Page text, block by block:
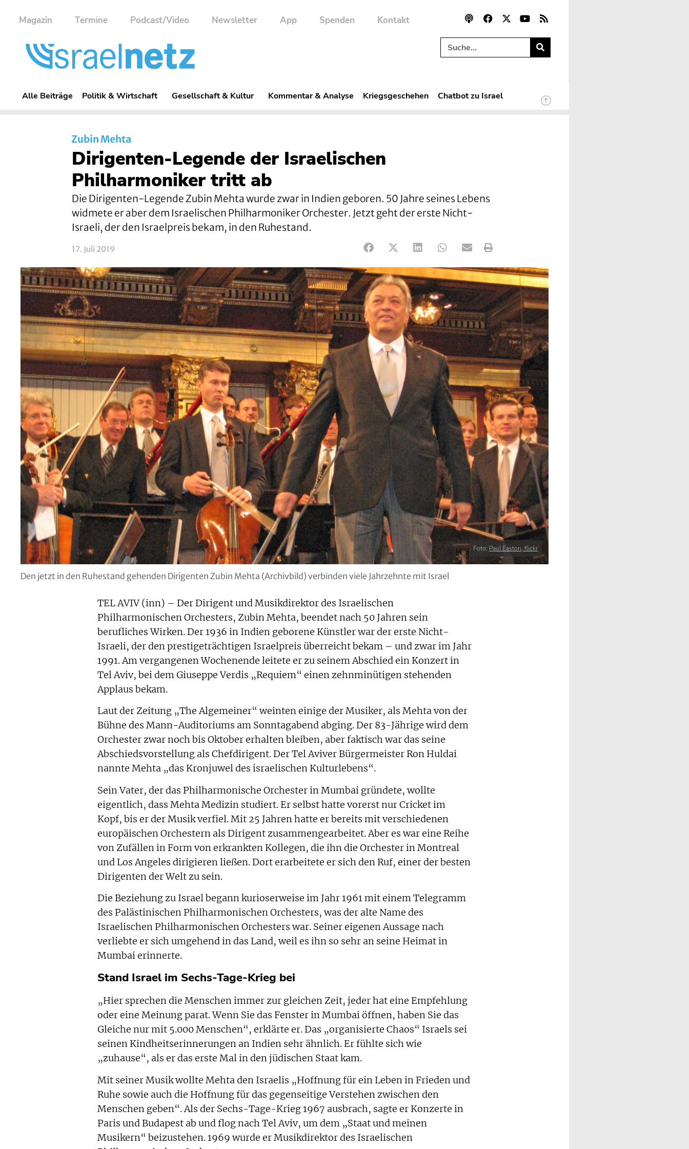
Magazin Termine Podcast/Video Newsletter App Spenden Kontakt
Alle Beiträge Politik & Wirtschaft Gesellschaft & Kultur Kommentar & Analyse Kriegsgeschehen Chatbot zu Israel
Zubin Mehta
Dirigenten-Legende der Israelischen
Philharmoniker tritt ab
Die Dirigenten-Legende Zubin Mehta wurde zwar in Indien geboren. 50 Jahre seines Lebens
widmete er aber dem Israelischen Philharmoniker Orchester. Jetzt geht der erste Nicht-
Israeli, der den Israelpreis bekam, in den Ruhestand.
17. Juli 2019
Foto: Paul Easton, flickr
Den jetzt in den Ruhestand gehenden Dirigenten Zubin Mehta (Archivbild) verbinden viele Jahrzehnte mit Israel
TEL AVIV (inn) – Der Dirigent und Musikdirektor des Israelischen
Philharmonischen Orchesters, Zubin Mehta, beendet nach 50 Jahren sein
berufliches Wirken. Der 1936 in Indien geborene Künstler war der erste Nicht-
Israeli, der den prestigeträchtigen Israelpreis überreicht bekam – und zwar im Jahr
1991. Am vergangenen Wochenende leitete er zu seinem Abschied ein Konzert in
Tel Aviv, bei dem Giuseppe Verdis „Requiem“ einen zehnminütigen stehenden
Applaus bekam.
Laut der Zeitung „The Algemeiner“ weinten einige der Musiker, als Mehta von der
Bühne des Mann-Auditoriums am Sonntagabend abging. Der 83-Jährige wird dem
Orchester zwar noch bis Oktober erhalten bleiben, aber faktisch war das seine
Abschiedsvorstellung als Chefdirigent. Der Tel Aviver Bürgermeister Ron Huldai
nannte Mehta „das Kronjuwel des israelischen Kulturlebens“.
Sein Vater, der das Philharmonische Orchester in Mumbai gründete, wollte
eigentlich, dass Mehta Medizin studiert. Er selbst hatte vorerst nur Cricket im
Kopf, bis er der Musik verfiel. Mit 25 Jahren hatte er bereits mit verschiedenen
europäischen Orchestern als Dirigent zusammengearbeitet. Aber es war eine Reihe
von Zufällen in Form von erkrankten Kollegen, die ihn die Orchester in Montreal
und Los Angeles dirigieren ließen. Dort erarbeitete er sich den Ruf, einer der besten
Dirigenten der Welt zu sein.
Die Beziehung zu Israel begann kurioserweise im Jahr 1961 mit einem Telegramm
des Palästinischen Philharmonischen Orchesters, was der alte Name des
Israelischen Philharmonischen Orchesters war. Seiner eigenen Aussage nach
verliebte er sich umgehend in das Land, weil es ihn so sehr an seine Heimat in
Mumbai erinnerte.
Stand Israel im Sechs-Tage-Krieg bei
„Hier sprechen die Menschen immer zur gleichen Zeit, jeder hat eine Empfehlung
oder eine Meinung parat. Wenn Sie das Fenster in Mumbai öffnen, haben Sie das
Gleiche nur mit 5.000 Menschen“, erklärte er. Das „organisierte Chaos“ Israels sei
seinen Kindheitserinnerungen an Indien sehr ähnlich. Er fühlte sich wie
„zuhause“, als er das erste Mal in den jüdischen Staat kam.
Mit seiner Musik wollte Mehta den Israelis „Hoffnung für ein Leben in Frieden und
Ruhe sowie auch die Hoffnung für das gegenseitige Verstehen zwischen den
Menschen geben“. Als der Sechs-Tage-Krieg 1967 ausbrach, sagte er Konzerte in
Paris und Budapest ab und flog nach Tel Aviv, um dem „Staat und meinen
Musikern“ beizustehen. 1969 wurde er Musikdirektor des Israelischen